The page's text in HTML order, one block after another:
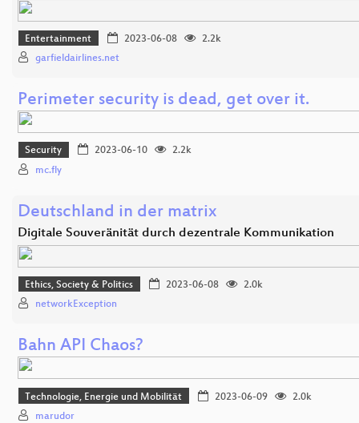
Entertainment 2023-06-08
2.2k
garfieldairlines.net
Perimeter security is dead, get over it.
Security 2023-06-10
2.2k
mc.fly
Deutschland in der matrix
Digitale Souveränität durch dezentrale Kommunikation
Ethics, Society & Politics 2023-06-08
2.0k
networkException
Bahn API Chaos?
Technologie, Energie und Mobilität 2023-06-09
2.0k
marudor